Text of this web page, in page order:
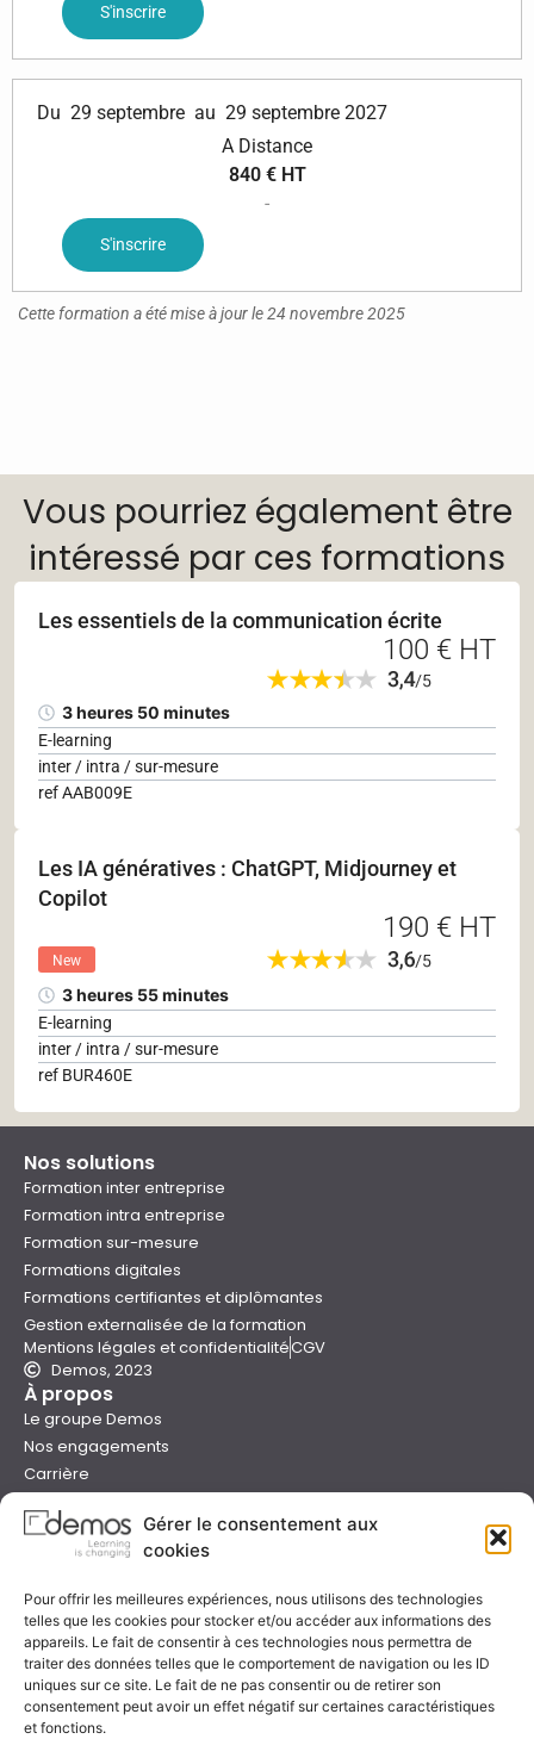
Gérer le consentement aux
cookies
Pour offrir les meilleures expériences, nous utilisons des technologies
telles que les cookies pour stocker et/ou accéder aux informations des
appareils. Le fait de consentir à ces technologies nous permettra de
traiter des données telles que le comportement de navigation ou les ID
uniques sur ce site. Le fait de ne pas consentir ou de retirer son
consentement peut avoir un effet négatif sur certaines caractéristiques
et fonctions.
S'inscrire
Du 29 septembre au 29 septembre 2027
A Distance
840 € HT
-
S'inscrire
Cette formation a été mise à jour le 24 novembre 2025
Vous pourriez également être
intéressé par ces formations
Les essentiels de la communication écrite
100 € HT
3 heures 50 minutes
E-learning
inter / intra / sur-mesure
ref AAB009E
Les IA génératives : ChatGPT, Midjourney et
Copilot
190 € HT
New
3 heures 55 minutes
E-learning
inter / intra / sur-mesure
ref BUR460E
Nos solutions
Formation inter entreprise
Formation intra entreprise
Formation sur-mesure
Formations digitales
Formations certifiantes et diplômantes
Gestion externalisée de la formation
Mentions légales et confidentialitéCGV
Demos, 2023
À propos
Le groupe Demos
Nos engagements
Carrière
Presse
Catalogues
Aide
Nous contacter
Nous trouver
Préparer sa formation
Sessions garanties